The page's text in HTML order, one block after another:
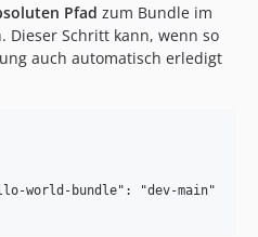
Pfad zum Bundle im
Dieser Schritt kann, wenn so
auch automatisch erledigt
world-bundle": "dev-main"